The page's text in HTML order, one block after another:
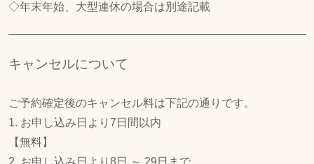
◇年末年始、大型連休の場合は別途記載
キャンセルについて
ご予約確定後のキャンセル料は下記の通りです。
1. お申し込み日より7日間以内
【無料】
2. お申し込み日より8日 ～ 29日まで